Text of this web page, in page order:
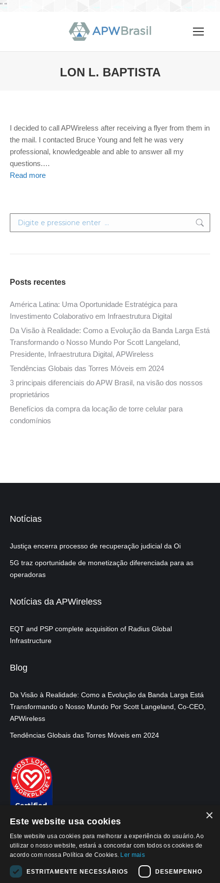
" "
LON L. BAPTISTA
I decided to call APWireless after receiving a flyer from them in
the mail. I contacted Bruce Young and felt he was very
professional, knowledgeable and able to answer all my
questions.…
Read more
Search:
Posts recentes
América Latina: Uma Oportunidade Estratégica para
Investimento Colaborativo em Infraestrutura Digital
Da Visão à Realidade: Como a Evolução da Banda Larga Está
Transformando o Nosso Mundo Por Scott Langeland,
Presidente, Infraestrutura Digital, APWireless
Tendências Globais das Torres Móveis em 2024
3 principais diferenciais do APW Brasil, na visão dos nossos
proprietários
Benefícios da compra da locação de torre celular para
condomínios
Notícias
Justiça encerra processo de recuperação judicial da Oi
5G traz oportunidade de monetização diferenciada para as
operadoras
Notícias da APWireless
EQT and PSP complete acquisition of Radius Global
Infrastructure
Blog
Da Visão à Realidade: Como a Evolução da Banda Larga Está
Transformando o Nosso Mundo Por Scott Langeland, Co-CEO,
APWireless
Tendências Globais das Torres Móveis em 2024
© 2026, APWireless Brasil Invest. Imob. LTDA
×
Este website usa cookies
Este website usa cookies para melhorar a experiência do usuário. Ao
utilizar o nosso website, estará a concordar com todos os cookies de
acordo com nossa Política de Cookies. Ler mais
ESTRITAMENTE NECESSÁRIOS DESEMPENHO